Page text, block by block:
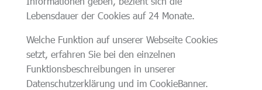
Lebensdauer der Cookies auf 24 Monate.
Welche Funktion auf unserer Webseite Cookies
setzt, erfahren Sie bei den einzelnen
Funktionsbeschreibungen in unserer
Datenschutzerklärung und im CookieBanner.